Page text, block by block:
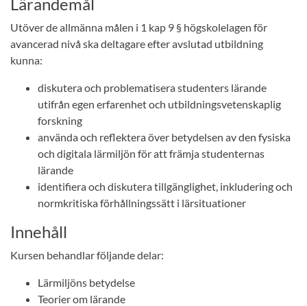
Utöver de allmänna målen i 1 kap 9 § högskolelagen för
avancerad nivå ska deltagare efter avslutad utbildning
kunna:
diskutera och problematisera studenters lärande
utifrån egen erfarenhet och utbildningsvetenskaplig
forskning
använda och reflektera över betydelsen av den fysiska
och digitala lärmiljön för att främja studenternas
lärande
identifiera och diskutera tillgänglighet, inkludering och
normkritiska förhållningssätt i lärsituationer
Innehåll
Kursen behandlar följande delar:
Lärmiljöns betydelse
Teorier om lärande